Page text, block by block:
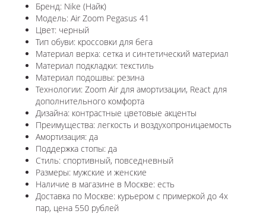
Бренд: Nike (Найк)
Модель: Air Zoom Pegasus 41
Цвет: черный
Тип обуви: кроссовки для бега
Материал верха: сетка и синтетический материал
Материал подкладки: текстиль
Материал подошвы: резина
Технологии: Zoom Air для амортизации, React для
дополнительного комфорта
Дизайна: контрастные цветовые акценты
Преимущества: легкость и воздухопроницаемость
Амортизация: да
Поддержка стопы: да
Стиль: спортивный, повседневный
Размеры: мужские и женские
Наличие в магазине в Москве: есть
Доставка по Москве: курьером с примеркой до 4х
пар, цена 550 рублей